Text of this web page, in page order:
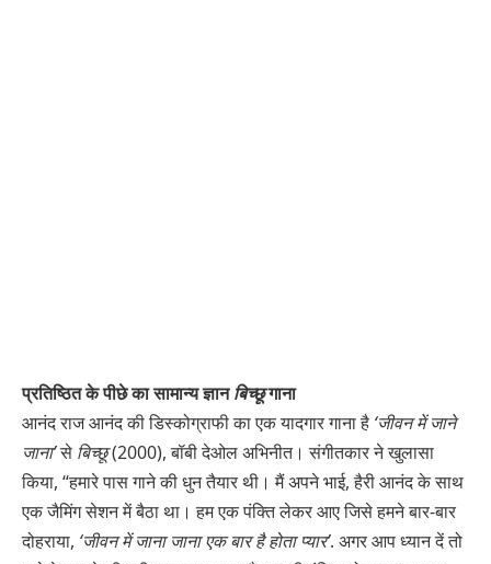
प्रतिष्ठित के पीछे का सामान्य ज्ञानबिच्छूगाना
आनंद राज आनंद की डिस्कोग्राफी का एक यादगार गाना है ‘जीवन में जाने
जाना’से बिच्छू(2000), बॉबी देओल अभिनीत। संगीतकार ने खुलासा
किया, “हमारे पास गाने की धुन तैयार थी। मैं अपने भाई, हैरी आनंद के साथ
एक जैमिंग सेशन में बैठा था। हम एक पंक्ति लेकर आए जिसे हमने बार-बार
दोहराया, ‘जीवन में जाना जाना एक बार है होता प्यार’. अगर आप ध्यान दें तो